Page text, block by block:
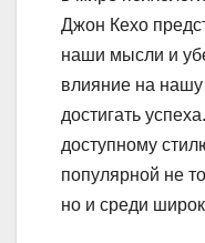
Джон Кехо
наши мысли и
влияние на нашу
достигать
доступному
популярной не
но и среди